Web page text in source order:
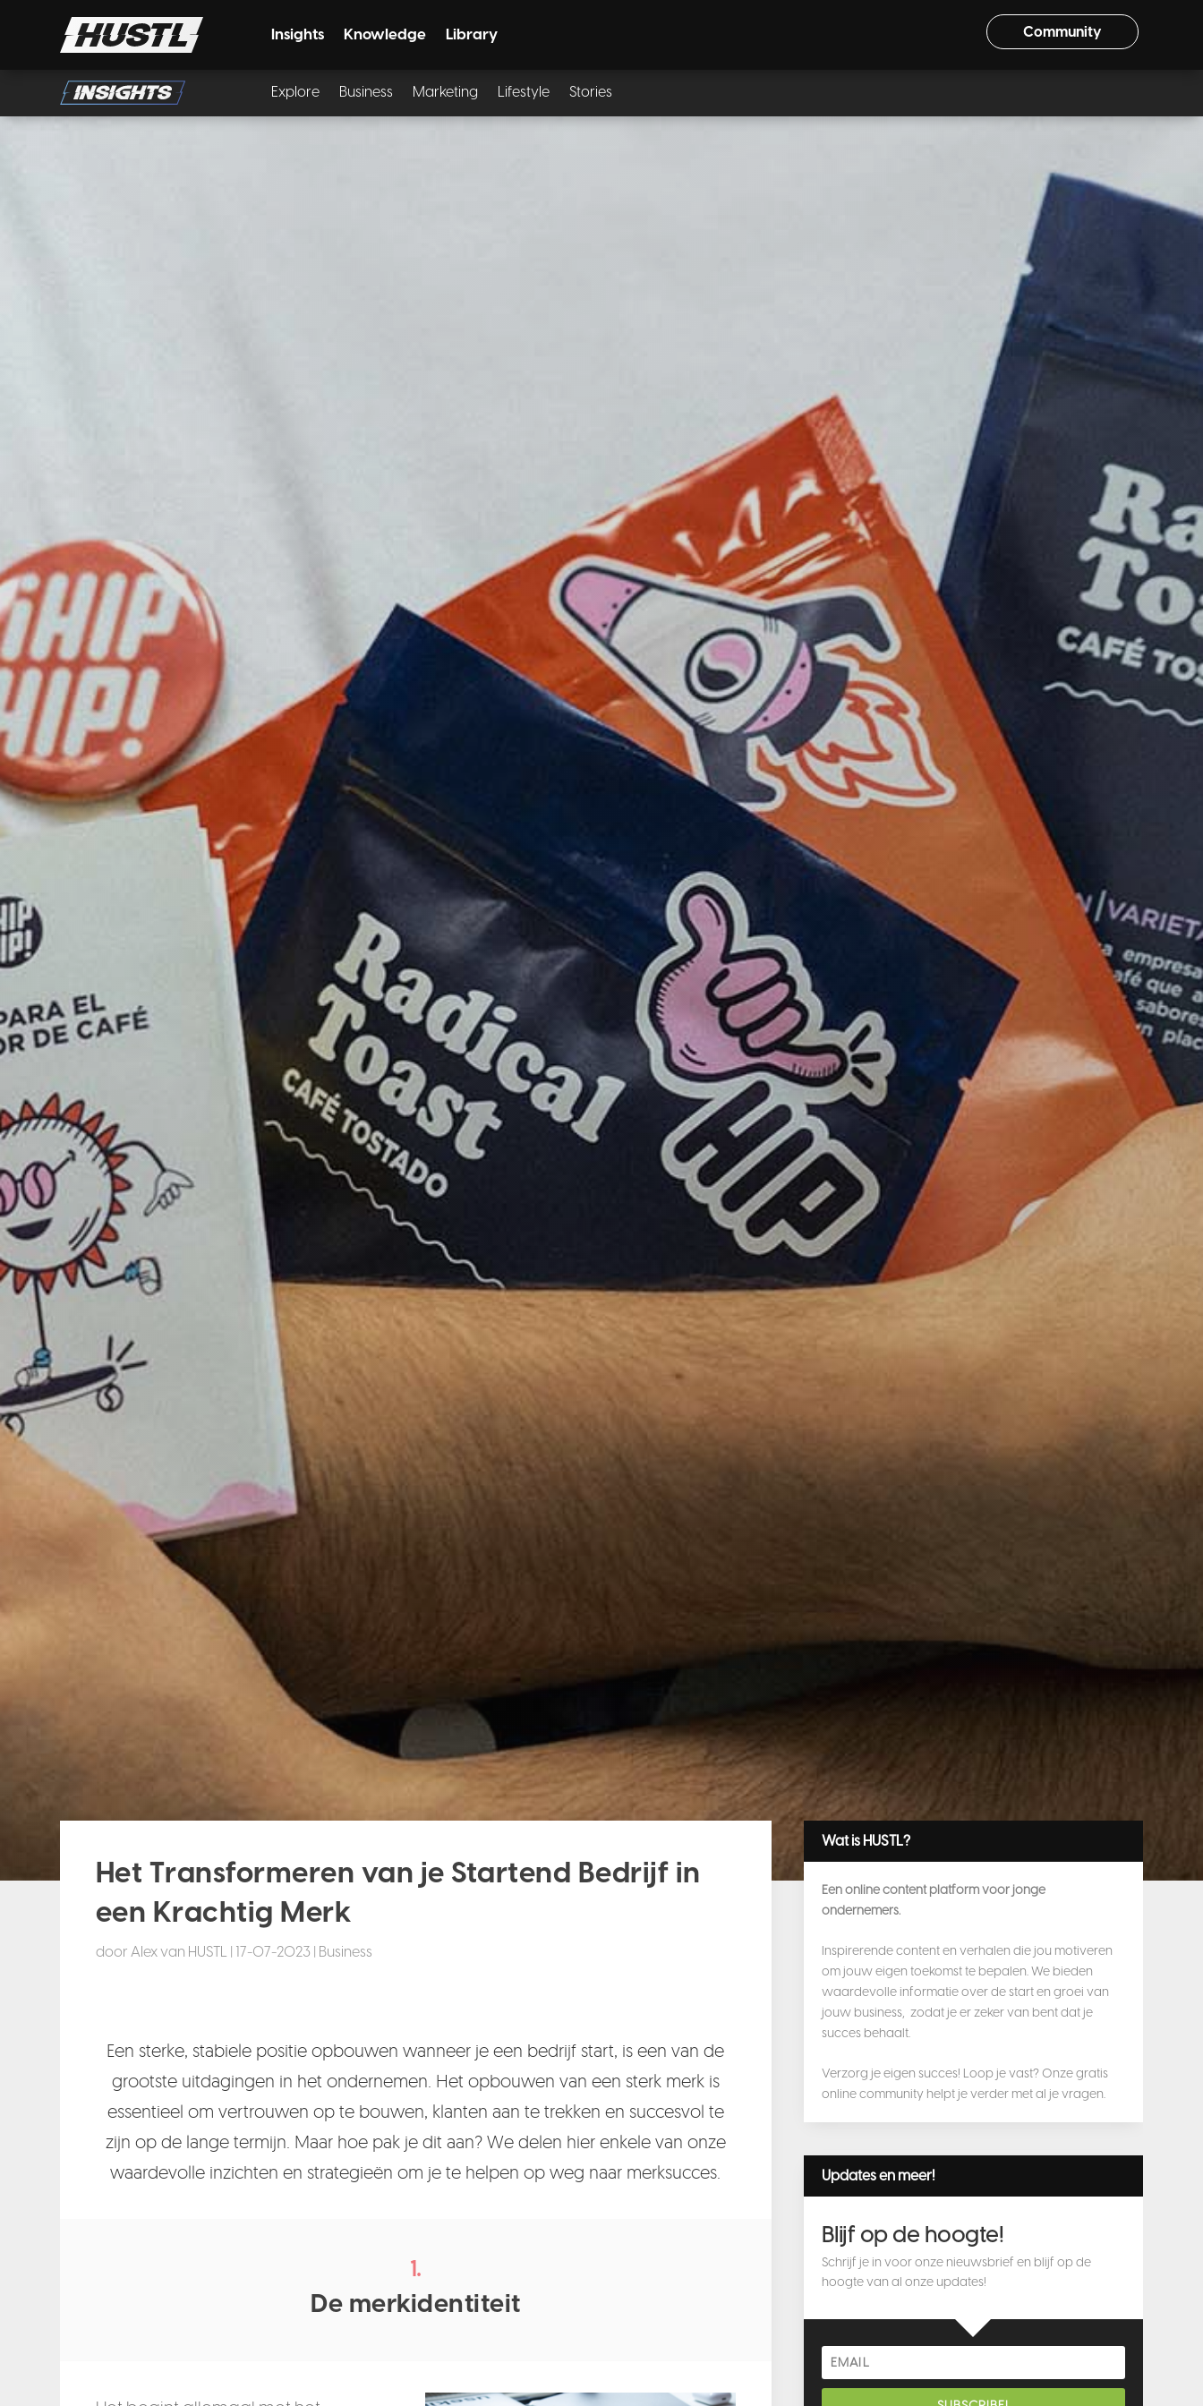
Insights Knowledge Library Community
Explore Business Marketing Lifestyle Stories
Het Transformeren van je Startend Bedrijf in
een Krachtig Merk
door Alex van HUSTL | 17-07-2023 | Business
Een sterke, stabiele positie opbouwen wanneer je een bedrijf start, is een van de
grootste uitdagingen in het ondernemen. Het opbouwen van een sterk merk is
essentieel om vertrouwen op te bouwen, klanten aan te trekken en succesvol te
zijn op de lange termijn. Maar hoe pak je dit aan? We delen hier enkele van onze
waardevolle inzichten en strategieën om je te helpen op weg naar merksucces.
1.
De merkidentiteit
Wat is HUSTL?
Een online content platform voor jonge
ondernemers.
Inspirerende content en verhalen die jou motiveren
om jouw eigen toekomst te bepalen. We bieden
waardevolle informatie over de start en groei van
jouw business, zodat je er zeker van bent dat je
succes behaalt.
Verzorg je eigen succes! Loop je vast? Onze gratis
online community helpt je verder met al je vragen.
Updates en meer!
Blijf op de hoogte!
Schrijf je in voor onze nieuwsbrief en blijf op de
hoogte van al onze updates!